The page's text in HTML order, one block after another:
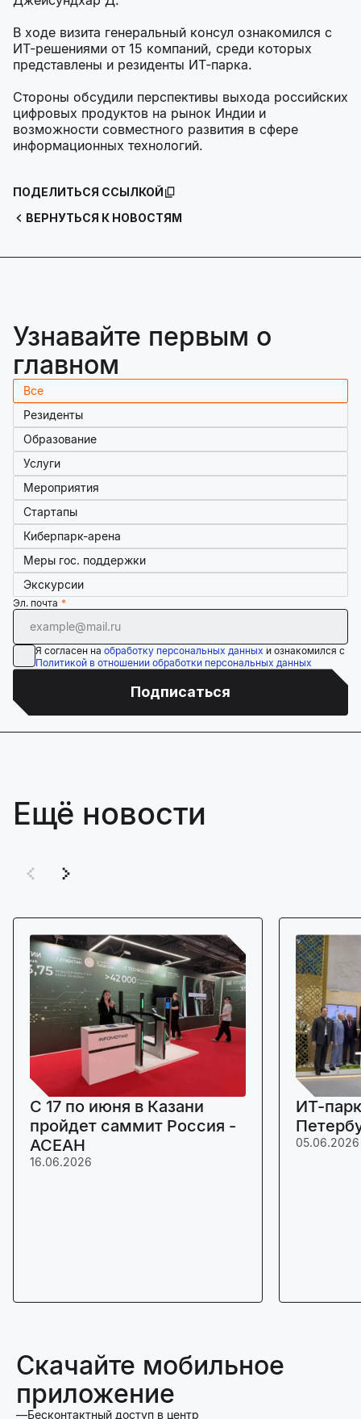
В ходе визита генеральный консул ознакомился с
ИТ-решениями от 15 компаний, среди которых
представлены и резиденты ИТ‑парка.
Стороны обсудили перспективы выхода российских
цифровых продуктов на рынок Индии и
возможности совместного развития в сфере
информационных технологий.
ВЕРНУТЬСЯ К НОВОСТЯМ
ПОДЕЛИТЬСЯ ССЫЛКОЙ
Узнавайте первым о
главном
Все
Резиденты
Образование
Услуги
Мероприятия
Стартапы
Киберпарк-арена
Меры гос. поддержки
Экскурсии
Эл. почта
Я согласен на обработку персональных данных и ознакомился с
Политикой в отношении обработки персональных данных
Подписаться
Ещё новости
C 17 по июня в Казани
пройдет саммит Россия -
АСЕАН
16.06.2026
ИТ-
05.06.2026
Скачайте мобильное
приложение
Бесконтактный доступ в центр